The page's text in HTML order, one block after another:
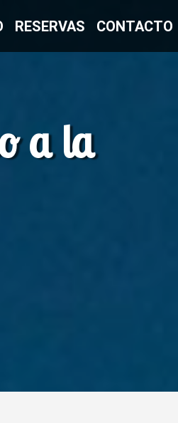
RESERVAS CONTACTO
a la